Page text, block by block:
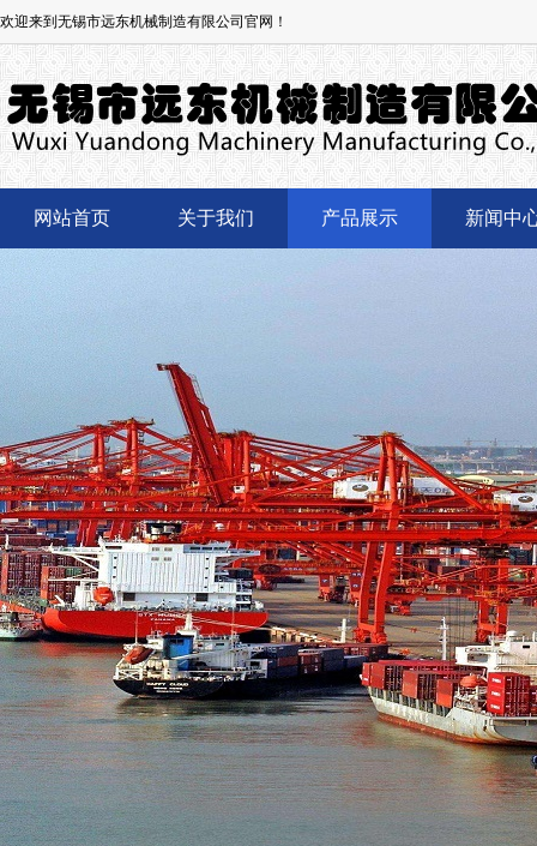
欢迎来到无锡市远东机械制造有限公司官网！
网站首页 关于我们 产品展示 新闻中